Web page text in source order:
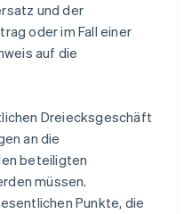
und der
oder im Fall einer
auf die
Dreiecksgeschäft
an die
beteiligten
müssen.
Punkte, die